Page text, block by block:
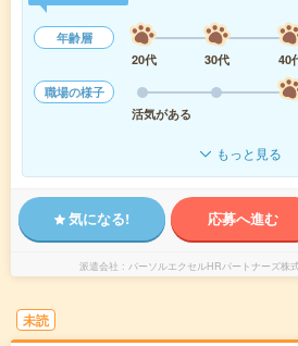
年齢層
20代
30代 40
職場の様子
活気がある
もっと見る
気になる! 応募へ進む
派遣会社 パーソルエクセルHRパートナーズ株
未読